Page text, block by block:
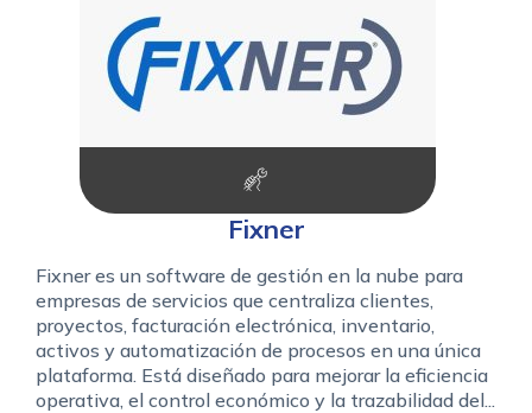
Fixner
Fixner es un software de gestión en la nube para
empresas de servicios que centraliza clientes,
proyectos, facturación electrónica, inventario,
activos y automatización de procesos en una única
plataforma. Está diseñado para mejorar la eficiencia
operativa, el control económico y la trazabilidad del...